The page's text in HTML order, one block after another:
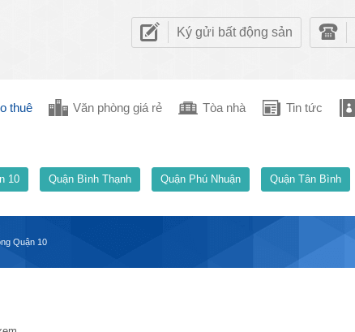
Ký gửi bất động sản
thuê Văn phòng giá rẻ Tòa nhà Tin tức
10 Quận Bình Thạnh Quận Phú Nhuận Quận Tân Bình
Quận 10